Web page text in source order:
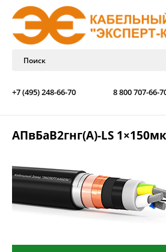
+7 (495) 248-66-70 8 800 707-66-
АПвБаВ2гнг(А)-LS